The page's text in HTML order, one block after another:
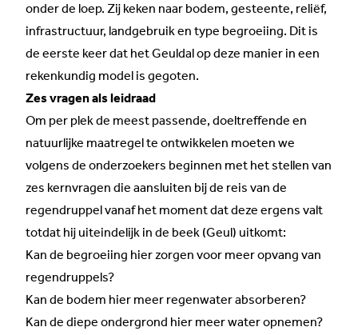
onder de loep. Zij keken naar bodem, gesteente, reliëf,
infrastructuur, landgebruik en type begroeiing. Dit is
de eerste keer dat het Geuldal op deze manier in een
rekenkundig model is gegoten.
Zes vragen als leidraad
Om per plek de meest passende, doeltreffende en
natuurlijke maatregel te ontwikkelen moeten we
volgens de onderzoekers beginnen met het stellen van
zes kernvragen die aansluiten bij de reis van de
regendruppel vanaf het moment dat deze ergens valt
totdat hij uiteindelijk in de beek (Geul) uitkomt:
Kan de begroeiing hier zorgen voor meer opvang van
regendruppels?
Kan de bodem hier meer regenwater absorberen?
Kan de diepe ondergrond hier meer water opnemen?